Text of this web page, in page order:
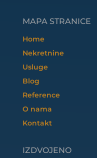
MAPA STRANICE
Home
Nekretnine
Usluge
Blog
Reference
O nama
Kontakt
IZDVOJENO